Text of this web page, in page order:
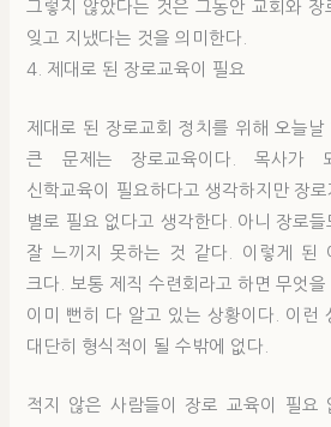
그렇지 않았다는 것은 그동안 교회와
잊고 지냈다는 것을 의미한다.
4. 제대로 된 장로교육이 필요
제대로 된 장로교회 정치를 위해 오늘
큰 문제는 장로교육이다. 목사가
신학교육이 필요하다고 생각하지만 장로
별로 필요 없다고 생각한다. 아니 장로
잘 느끼지 못하는 것 같다. 이렇게 된
크다. 보통 제직 수련회라고 하면 무엇
이미 뻔히 다 알고 있는 상황이다. 이런
대단히 형식적이 될 수밖에 없다.
적지 않은 사람들이 장로 교육이 필요